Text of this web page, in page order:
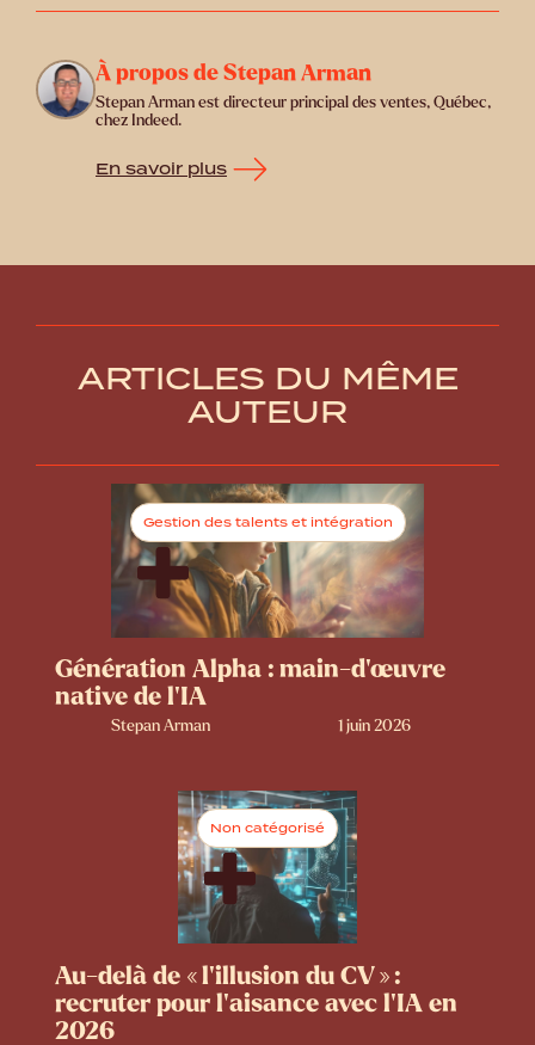
À propos de Stepan Arman
Stepan Arman est directeur principal des ventes, Québec,
chez Indeed.
En savoir plus
ARTICLES DU MÊME
AUTEUR
Gestion des talents et intégration
Génération Alpha : main-d’œuvre
native de l’IA
Stepan Arman 1 juin 2026
Non catégorisé
Au-delà de « l’illusion du CV » :
recruter pour l’aisance avec l’IA en
2026